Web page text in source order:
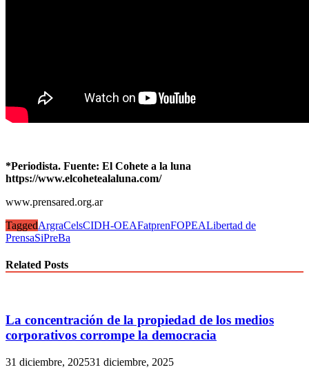
*Periodista. Fuente: El Cohete a la luna
https://www.elcohetealaluna.com/
www.prensared.org.ar
TaggedArgraCelsCIDH-OEAFatprenFOPEALibertad de
PrensaSiPreBa
Related Posts
La concentración de la propiedad de los medios
corporativos corrompe la democracia
31 diciembre, 202531 diciembre, 2025